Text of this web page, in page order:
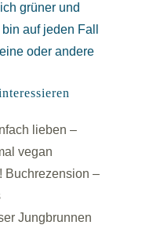
grüner und
auf jeden Fall
oder andere
lieben –
vegan
Buchrezension –
Jungbrunnen